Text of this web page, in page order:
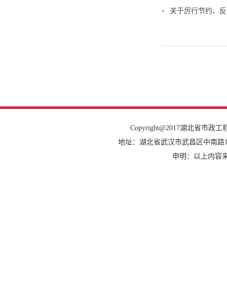
关于厉行节约、
Copyright@2017湖北省市政
地址：湖北省武汉市武昌区中南路
申明：以上内容